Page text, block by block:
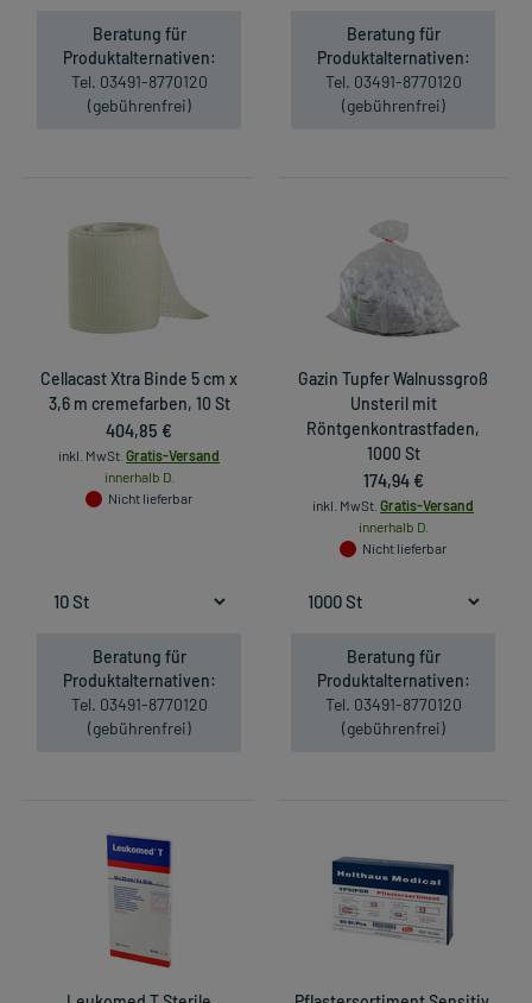
Beratung für
Produktalternativen:
Tel. 03491-8770120
(gebührenfrei)
Beratung für
Produktalternativen:
Tel. 03491-8770120
(gebührenfrei)
Cellacast Xtra Binde 5 cm x
3,6 m cremefarben, 10 St
404,85 €
inkl. MwSt. Gratis-Versand
innerhalb D.
Nicht lieferbar
Beratung für
Produktalternativen:
Tel. 03491-8770120
(gebührenfrei)
Gazin Tupfer Walnussgroß
Unsteril mit
Röntgenkontrastfaden,
1000 St
174,94 €
inkl. MwSt. Gratis-Versand
innerhalb D.
Nicht lieferbar
Beratung für
Produktalternativen:
Tel. 03491-8770120
(gebührenfrei)